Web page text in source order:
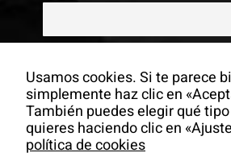
Si continúas, aceptas
privacidad
Usamos cookies. Si te parece
simplemente haz clic en
También puedes elegir qué
quieres haciendo clic en
política de cookies